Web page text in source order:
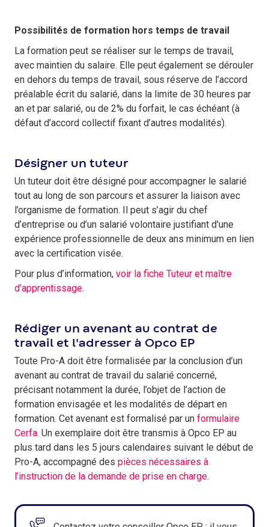
Possibilités de formation hors temps de travail
La formation peut se réaliser sur le temps de travail,
avec maintien du salaire. Elle peut également se dérouler
en dehors du temps de travail, sous réserve de l’accord
préalable écrit du salarié, dans la limite de 30 heures par
an et par salarié, ou de 2% du forfait, le cas échéant (à
défaut d’accord collectif fixant d’autres modalités).
Désigner un tuteur
Un tuteur doit être désigné pour accompagner le salarié
tout au long de son parcours et assurer la liaison avec
l’organisme de formation. Il peut s’agir du chef
d’entreprise ou d’un salarié volontaire justifiant d'une
expérience professionnelle de deux ans minimum en lien
avec la certification visée.
Pour plus d’information, voir la fiche Tuteur et maître
d’apprentissage.
Rédiger un avenant au contrat de
travail et l'adresser à Opco EP
Toute Pro-A doit être formalisée par la conclusion d’un
avenant au contrat de travail du salarié concerné,
précisant notamment la durée, l’objet de l’action de
formation envisagée et les modalités de départ en
formation. Cet avenant est formalisé par un formulaire
Cerfa. Un exemplaire doit être transmis à Opco EP au
plus tard dans les 5 jours calendaires suivant le début de
Pro-A, accompagné des pièces nécessaires à
l’instruction de la demande de prise en charge.